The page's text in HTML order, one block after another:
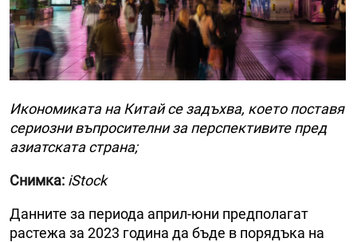
Икономиката на Китай се задъхва, което поставя
сериозни въпросителни за перспективите пред
азиатската страна;
Снимка: iStock
Данните за периода април-юни предполагат
растежа за 2023 година да бъде в порядъка на